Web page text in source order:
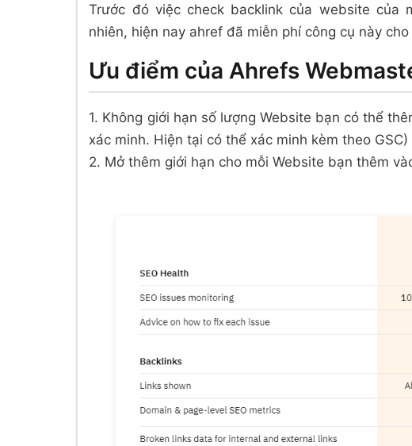
Trước đó việc check backlink của website của
nhiên, hiện nay ahref đã miễn phí công cụ này cho
Ưu điểm của Ahrefs
1. Không giới hạn số lượng Website bạn có thể
xác minh. Hiện tại có thể xác minh kèm theo GSC)
2. Mở thêm giới hạn cho mỗi Website bạn thêm